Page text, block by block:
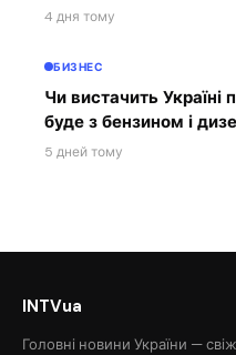
4 дня тому
БИЗНЕС
Чи вистачить Україні
буде з бензином і
5 дней тому
INTVua
Головні новини України —